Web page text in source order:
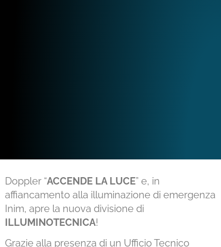
Doppler “ACCENDE LA LUCE” e, in
affiancamento alla illuminazione di emergenza
Inim, apre la nuova divisione di
ILLUMINOTECNICA!
Grazie alla presenza di un Ufficio Tecnico